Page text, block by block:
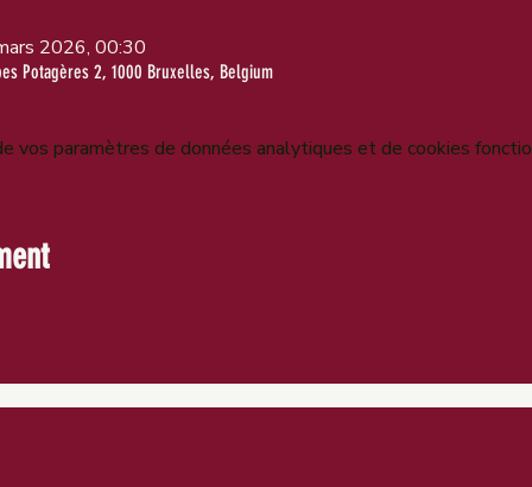
2026, 00:30
Potagères 2, 1000 Bruxelles, Belgium
vos paramètres de données analytiques et de cookies